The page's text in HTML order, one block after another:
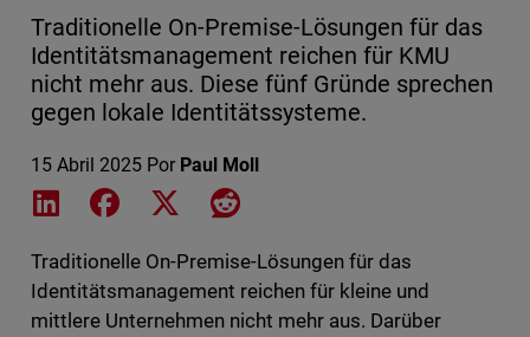
Traditionelle On-Premise-Lösungen für das
Identitätsmanagement reichen für KMU
nicht mehr aus. Diese fünf Gründe sprechen
gegen lokale Identitätssysteme.
15 Abril 2025 Por Paul Moll
Share on LinkedIn
Share on Facebook
Share on XShare on Reddit
Traditionelle On-Premise-Lösungen für das
Identitätsmanagement reichen für kleine und
mittlere Unternehmen nicht mehr aus. Darüber